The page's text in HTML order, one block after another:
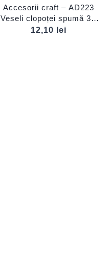
Accesorii craft – AD223
Veseli clopoței spumă 3D
DACO
12,10 lei